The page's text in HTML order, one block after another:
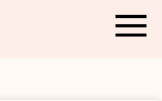
Открыть